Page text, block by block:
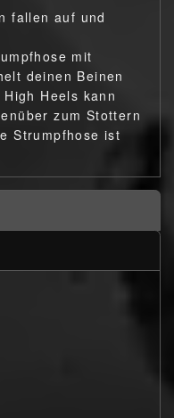
fallen auf und
mit
deinen Beinen
Heels kann
zum Stottern
Strumpfhose ist